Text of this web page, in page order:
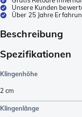
Unsere Kunden
Über 25 Jahre
Beschreibung
Spezifikationen
Klingenhöhe
2 cm
Klingenlänge